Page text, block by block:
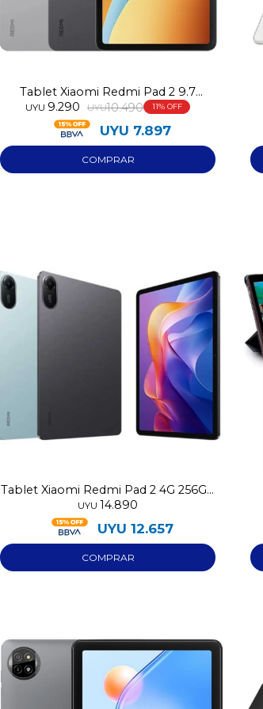
Tablet Xiaomi Redmi Pad 2 9.7
128GB 4GB RAM
UYU 9.290 UYU10.490 11
UYU 7.897
Tablet Xiaomi Redmi Pad 2 4G 256GB
8GB RAM
UYU 14.890
UYU 12.657